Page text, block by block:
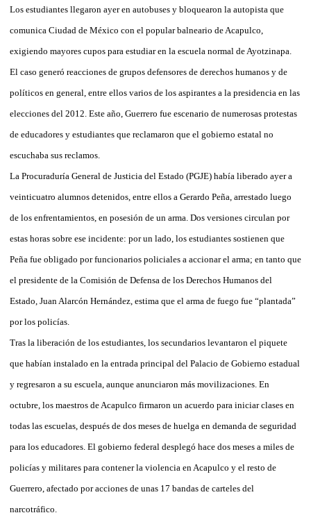
Los estudiantes llegaron ayer en autobuses y bloquearon la autopista que
comunica Ciudad de México con el popular balneario de Acapulco,
exigiendo mayores cupos para estudiar en la escuela normal de Ayotzinapa.
El caso generó reacciones de grupos defensores de derechos humanos y de
políticos en general, entre ellos varios de los aspirantes a la presidencia en las
elecciones del 2012. Este año, Guerrero fue escenario de numerosas protestas
de educadores y estudiantes que reclamaron que el gobierno estatal no
escuchaba sus reclamos.
La Procuraduría General de Justicia del Estado (PGJE) había liberado ayer a
veinticuatro alumnos detenidos, entre ellos a Gerardo Peña, arrestado luego
de los enfrentamientos, en posesión de un arma. Dos versiones circulan por
estas horas sobre ese incidente: por un lado, los estudiantes sostienen que
Peña fue obligado por funcionarios policiales a accionar el arma; en tanto que
el presidente de la Comisión de Defensa de los Derechos Humanos del
Estado, Juan Alarcón Hernández, estima que el arma de fuego fue “plantada”
por los policías.
Tras la liberación de los estudiantes, los secundarios levantaron el piquete
que habían instalado en la entrada principal del Palacio de Gobierno estadual
y regresaron a su escuela, aunque anunciaron más movilizaciones. En
octubre, los maestros de Acapulco firmaron un acuerdo para iniciar clases en
todas las escuelas, después de dos meses de huelga en demanda de seguridad
para los educadores. El gobierno federal desplegó hace dos meses a miles de
policías y militares para contener la violencia en Acapulco y el resto de
Guerrero, afectado por acciones de unas 17 bandas de carteles del
narcotráfico.